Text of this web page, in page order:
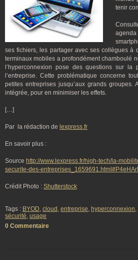
tenir
ses fichiers, les partager avec ses collègues à
terminaux mobiles a profondément chamboulé
l’hyperconnexion pose des questions sur la
l’entreprise. Cette problématique concerne
petites entreprises jusqu’aux grands groupes.
intégrée, pour en minimiser les effets.
[…]
Par la rédaction de lexpress.fr
En savoir plus :
Source http://www.lexpress.fr/high-tech/la-
securite-des-
Crédit Photo : Shutterstock
Tags : BYOD, cloud , entreprise, hyperconnexion,
sécurité, usage
0 Commentaire